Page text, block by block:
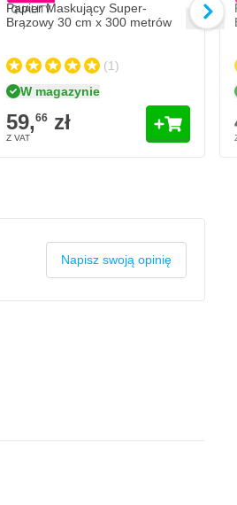
Papier Maskujący Super-
Brązowy 30 cm x 300 metrów
(1)
W magazynie
59,66 zł
Napisz swoją opinię